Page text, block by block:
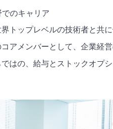
のキャリア
トップレベルの技術者と共
アメンバーとして、企業経
はの、給与とストックオプ